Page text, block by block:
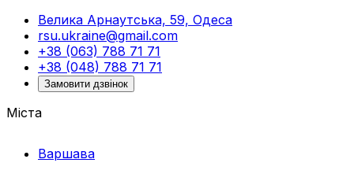
Велика Арнаутська, 59, Одеса
rsu.ukraine@gmail.com
+38 (063) 788 71 71
+38 (048) 788 71 71
Замовити дзвінок
Міста
Варшава